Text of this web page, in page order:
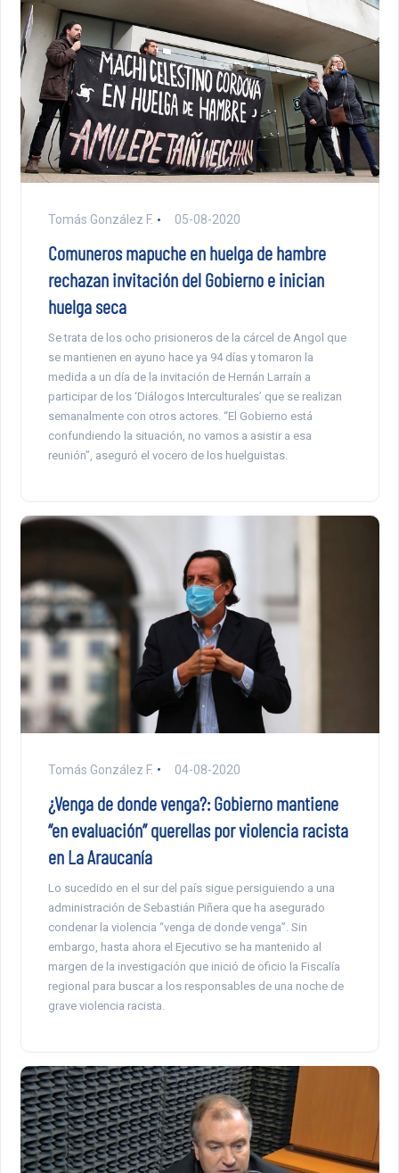
Tomás González F. 05-08-2020
Comuneros mapuche en huelga de hambre
rechazan invitación del Gobierno e inician
huelga seca
Se trata de los ocho prisioneros de la cárcel de Angol que
se mantienen en ayuno hace ya 94 días y tomaron la
medida a un día de la invitación de Hernán Larraín a
participar de los ‘Diálogos Interculturales’ que se realizan
semanalmente con otros actores. “El Gobierno está
confundiendo la situación, no vamos a asistir a esa
reunión”, aseguró el vocero de los huelguistas.
Tomás González F. 04-08-2020
¿Venga de donde venga?: Gobierno mantiene
“en evaluación” querellas por violencia racista
en La Araucanía
Lo sucedido en el sur del país sigue persiguiendo a una
administración de Sebastián Piñera que ha asegurado
condenar la violencia “venga de donde venga”. Sin
embargo, hasta ahora el Ejecutivo se ha mantenido al
margen de la investigación que inició de oficio la Fiscalía
regional para buscar a los responsables de una noche de
grave violencia racista.